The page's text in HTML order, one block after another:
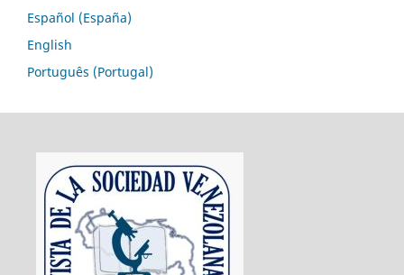
Español (España)
English
Português (Portugal)